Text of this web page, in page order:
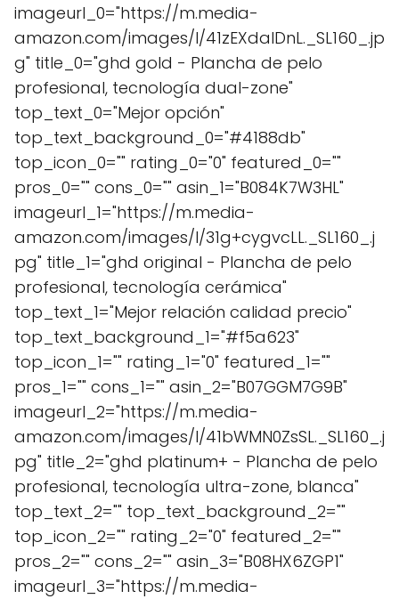
imageurl_0="https://m.media-
amazon.com/images/I/41zEXdalDnL._SL160_.jp
g" title_0="ghd gold - Plancha de pelo
profesional, tecnología dual-zone"
top_text_0="Mejor opción"
top_text_background_0="#4188db"
top_icon_0="" rating_0="0" featured_0=""
pros_0="" cons_0="" asin_1="B084K7W3HL"
imageurl_1="https://m.media-
amazon.com/images/I/31g+cygvcLL._SL160_.j
pg" title_1="ghd original - Plancha de pelo
profesional, tecnología cerámica"
top_text_1="Mejor relación calidad precio"
top_text_background_1="#f5a623"
top_icon_1="" rating_1="0" featured_1=""
pros_1="" cons_1="" asin_2="B07GGM7G9B"
imageurl_2="https://m.media-
amazon.com/images/I/41bWMN0ZsSL._SL160_.j
pg" title_2="ghd platinum+ - Plancha de pelo
profesional, tecnología ultra-zone, blanca"
top_text_2="" top_text_background_2=""
top_icon_2="" rating_2="0" featured_2=""
pros_2="" cons_2="" asin_3="B08HX6ZGP1"
imageurl_3="https://m.media-